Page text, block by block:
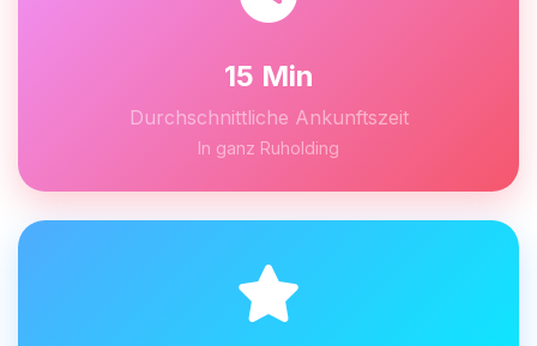
15 Min
Durchschnittliche Ankunftszeit
In ganz Ruholding